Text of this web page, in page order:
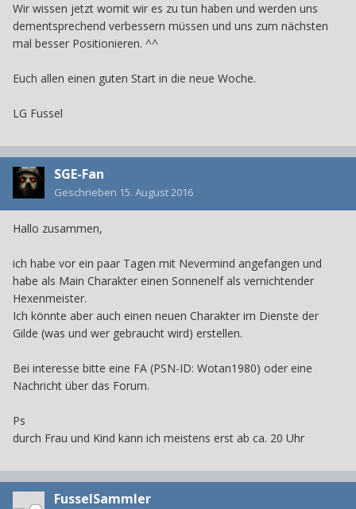
Wir wissen jetzt womit wir es zu tun haben und werden uns
dementsprechend verbessern müssen und uns zum nächsten
mal besser Positionieren. ^^
Euch allen einen guten Start in die neue Woche.
LG Fussel
SGE-Fan
Geschrieben 15. August 2016
Hallo zusammen,
ich habe vor ein paar Tagen mit Nevermind angefangen und
habe als Main Charakter einen Sonnenelf als vernichtender
Hexenmeister.
Ich könnte aber auch einen neuen Charakter im Dienste der
Gilde (was und wer gebraucht wird) erstellen.
Bei interesse bitte eine FA (PSN-ID: Wotan1980) oder eine
Nachricht über das Forum.
Ps
durch Frau und Kind kann ich meistens erst ab ca. 20 Uhr
FusselSammler